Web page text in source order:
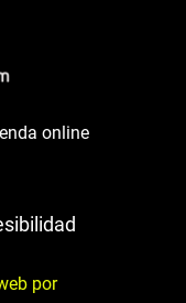
online
por